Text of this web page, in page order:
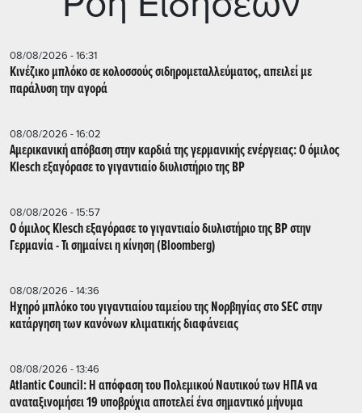
08/08/2026 - 16:31
Κινέζικο μπλόκο σε κολοσσούς σιδηρομεταλλεύματος, απειλεί με
παράλυση την αγορά
08/08/2026 - 16:02
Αμερικανική απόβαση στην καρδιά της γερμανικής ενέργειας: Ο όμιλος
Klesch εξαγόρασε το γιγαντιαίο διυλιστήριο της BP
08/08/2026 - 15:57
Ο όμιλος Klesch εξαγόρασε το γιγαντιαίο διυλιστήριο της BP στην
Γερμανία - Τι σημαίνει η κίνηση (Βloomberg)
08/08/2026 - 14:36
Ηχηρό μπλόκο του γιγαντιαίου ταμείου της Νορβηγίας στο SEC στην
κατάργηση των κανόνων κλιματικής διαφάνειας
08/08/2026 - 13:46
Atlantic Council: Η απόφαση του Πολεμικού Ναυτικού των ΗΠΑ να
αναταξινομήσει 19 υποβρύχια αποτελεί ένα σημαντικό μήνυμα